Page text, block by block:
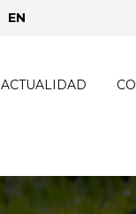
EN
ACTUALIDAD